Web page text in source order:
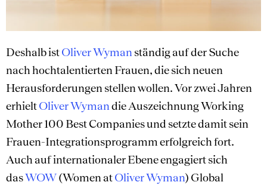
Deshalb istOliver Wyman ständig auf der Suche
nach hochtalentierten Frauen, die sich neuen
Herausforderungen stellen wollen. Vor zwei Jahren
erhieltOliver Wymandie Auszeichnung Working
Mother 100 Best Companies und setzte damit sein
Frauen-Integrationsprogramm erfolgreich fort.
Auch auf internationaler Ebene engagiert sich
dasWOW(Women atOliver Wyman) Global